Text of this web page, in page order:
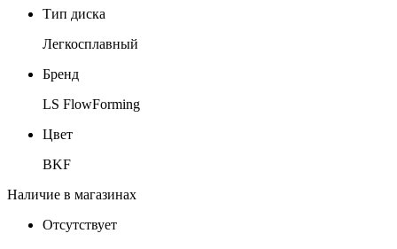
Тип диска
Легкосплавный
Бренд
LS FlowForming
Цвет
BKF
Наличие в магазинах
Отсутствует